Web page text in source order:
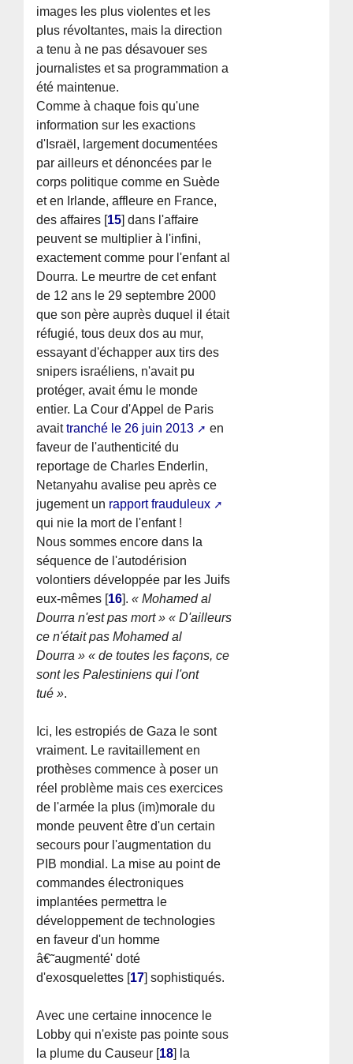
images les plus violentes et les
plus révoltantes, mais la direction
a tenu à ne pas désavouer ses
journalistes et sa programmation a
été maintenue.
Comme à chaque fois qu'une
information sur les exactions
d'Israël, largement documentées
par ailleurs et dénoncées par le
corps politique comme en Suède
et en Irlande, affleure en France,
des affaires [15] dans l'affaire
peuvent se multiplier à l'infini,
exactement comme pour l'enfant al
Dourra. Le meurtre de cet enfant
de 12 ans le 29 septembre 2000
que son père auprès duquel il était
réfugié, tous deux dos au mur,
essayant d'échapper aux tirs des
snipers israéliens, n'avait pu
protéger, avait ému le monde
entier. La Cour d'Appel de Paris
avaittranché le 26 juin 2013
en
faveur de l'authenticité du
reportage de Charles Enderlin,
Netanyahu avalise peu après ce
jugement un rapport frauduleux
qui nie la mort de l'enfant !
Nous sommes encore dans la
séquence de l'autodérision
volontiers développée par les Juifs
eux-mêmes [16].« Mohamed al
Dourra n'est pas mort » « D'ailleurs
ce n'était pas Mohamed al
Dourra » « de toutes les façons, ce
sont les Palestiniens qui l'ont
tué ».
Ici, les estropiés de Gaza le sont
vraiment. Le ravitaillement en
prothèses commence à poser un
réel problème mais ces exercices
de l'armée la plus (im)morale du
monde peuvent être d'un certain
secours pour l'augmentation du
PIB mondial. La mise au point de
commandes électroniques
implantées permettra le
développement de technologies
en faveur d'un homme
â€˜augmenté' doté
d'exosquelettes [17] sophistiqués.
Avec une certaine innocence le
Lobby qui n'existe pas pointe sous
la plume du Causeur [18] la